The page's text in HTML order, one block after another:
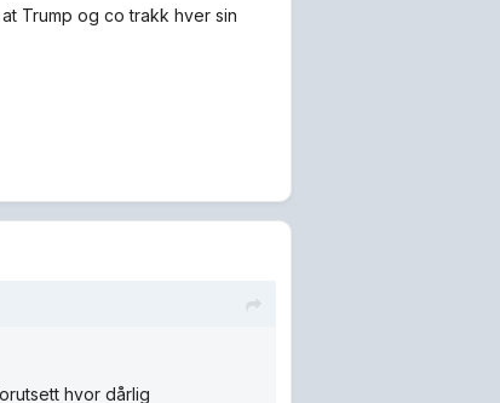
Trump og co trakk hver sin
hvor dårlig